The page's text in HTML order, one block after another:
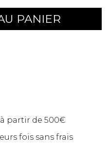
PANIER
partir de 500€
fois sans frais